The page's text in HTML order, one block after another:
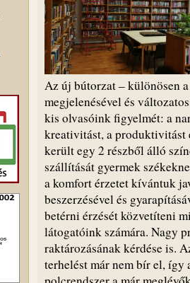
Az új bútorzat – különösen
megjelenésével és
kis olvasóink figyelmét: a
kreativitást, a produktivitást
került egy 2 részből álló
szállítását gyermek
a komfort érzetet kívántuk
beszerzésével és
betérni érzését közvetíteni
látogatóink számára. Nagy
raktározásának kérdése is.
terhelést már nem bír el,